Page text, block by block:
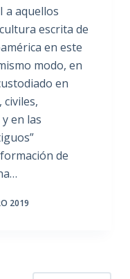
a aquellos
escrita de
en este
modo, en
en
en las
de
2019